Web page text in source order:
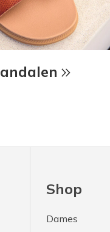
Shop
Dames